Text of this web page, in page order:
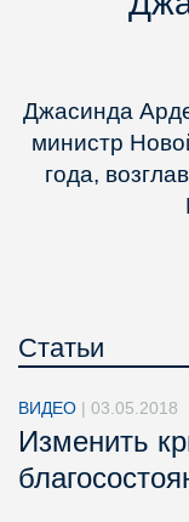
Джасинда
министр
года,
Статьи
ВИДЕО | 03.05.2018
Изменить